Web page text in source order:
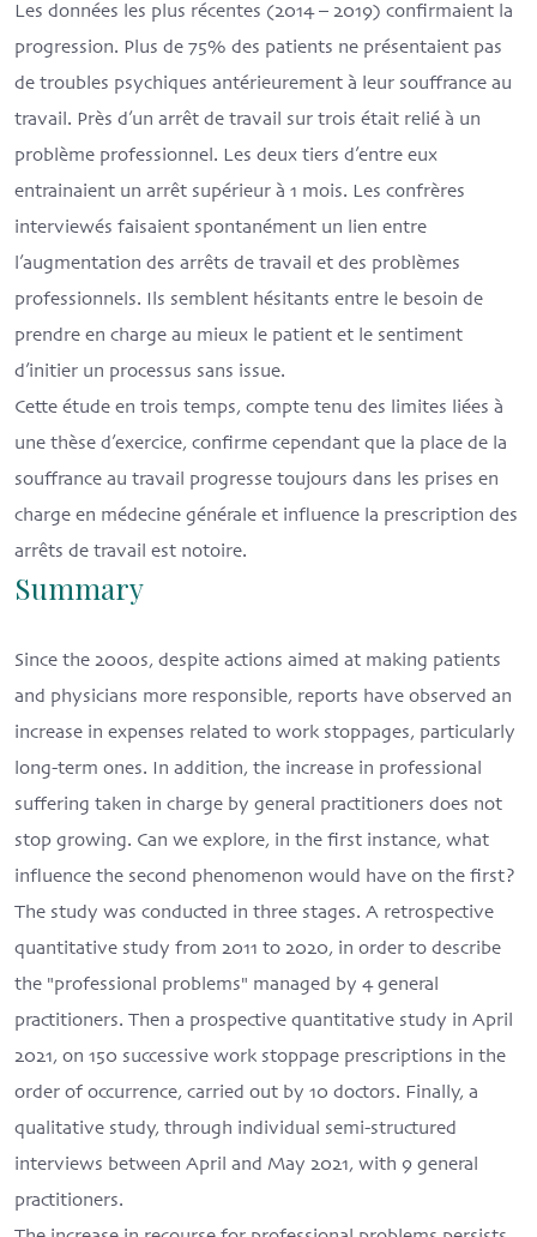
Les données les plus récentes (2014 – 2019) confirmaient la
progression. Plus de 75% des patients ne présentaient pas
de troubles psychiques antérieurement à leur souffrance au
travail. Près d’un arrêt de travail sur trois était relié à un
problème professionnel. Les deux tiers d’entre eux
entrainaient un arrêt supérieur à 1 mois. Les confrères
interviewés faisaient spontanément un lien entre
l’augmentation des arrêts de travail et des problèmes
professionnels. Ils semblent hésitants entre le besoin de
prendre en charge au mieux le patient et le sentiment
d’initier un processus sans issue.
Cette étude en trois temps, compte tenu des limites liées à
une thèse d’exercice, confirme cependant que la place de la
souffrance au travail progresse toujours dans les prises en
charge en médecine générale et influence la prescription des
arrêts de travail est notoire.
Summary
Since the 2000s, despite actions aimed at making patients
and physicians more responsible, reports have observed an
increase in expenses related to work stoppages, particularly
long-term ones. In addition, the increase in professional
suffering taken in charge by general practitioners does not
stop growing. Can we explore, in the first instance, what
influence the second phenomenon would have on the first?
The study was conducted in three stages. A retrospective
quantitative study from 2011 to 2020, in order to describe
the "professional problems" managed by 4 general
practitioners. Then a prospective quantitative study in April
2021, on 150 successive work stoppage prescriptions in the
order of occurrence, carried out by 10 doctors. Finally, a
qualitative study, through individual semi-structured
interviews between April and May 2021, with 9 general
practitioners.